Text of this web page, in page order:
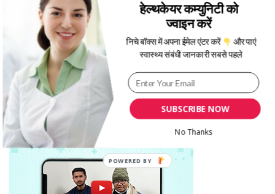
SUBSCRIBE NOW
हेल्थकेयर कम्युनिटी को
ज्वाइन करें
निचे बॉक्स में अपना ईमेल एंटर करें और पाएं
स्वास्थ्य संबंधी जानकारी सबसे पहले
No Thanks
POWERED BY